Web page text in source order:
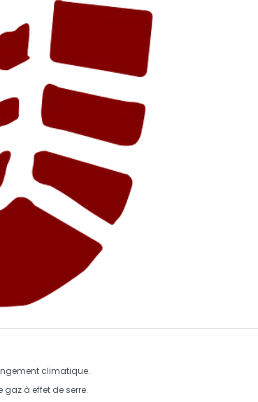
climatique.
gaz à effet de serre.